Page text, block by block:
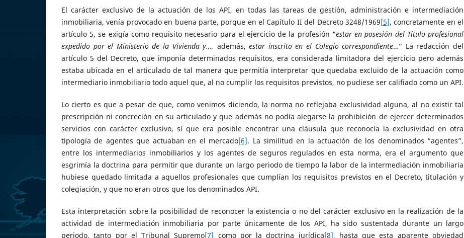
El carácter exclusivo de la actuación de los API, en todas las tareas de gestión, administración e intermediación
inmobiliaria, venía provocado en buena parte, porque en el Capítulo II del Decreto 3248/1969[5], concretamente en el
artículo 5, se exigía como requisito necesario para el ejercicio de la profesión “estar en posesión del Título profesional
expedido por el Ministerio de la Vivienda y…, además, estar inscrito en el Colegio correspondiente…” La redacción del
artículo 5 del Decreto, que imponía determinados requisitos, era considerada limitadora del ejercicio pero además
estaba ubicada en el articulado de tal manera que permitía interpretar que quedaba excluido de la actuación como
intermediario inmobiliario todo aquel que, al no cumplir los requisitos previstos, no pudiese ser califiado como un API.
Lo cierto es que a pesar de que, como venimos diciendo, la norma no reflejaba exclusividad alguna, al no existir tal
prescripción ni concreción en su articulado y que además no podía alegarse la prohibición de ejercer determinados
servicios con carácter exclusivo, sí que era posible encontrar una cláusula que reconocía la exclusividad en otra
tipología de agentes que actuaban en el mercado[6]. La similitud en la actuación de los denominados “agentes”,
entre los intermediarios inmobiliarios y los agentes de seguros regulados en esta norma, era el argumento que
esgrimía la doctrina para permitir que durante un largo periodo de tiempo la labor de la intermediación inmobiliaria
hubiese quedado limitada a aquellos profesionales que cumplían los requisitos previstos en el Decreto, titulación y
colegiación, y que no eran otros que los denominados API.
Esta interpretación sobre la posibilidad de reconocer la existencia o no del carácter exclusivo en la realización de la
actividad de intermediación inmobiliaria por parte únicamente de los API, ha sido sustentada durante un largo
periodo, tanto por el Tribunal Supremo[7] como por la doctrina jurídica[8], hasta que esta aparente obviedad